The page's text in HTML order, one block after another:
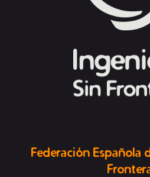
Federación Española